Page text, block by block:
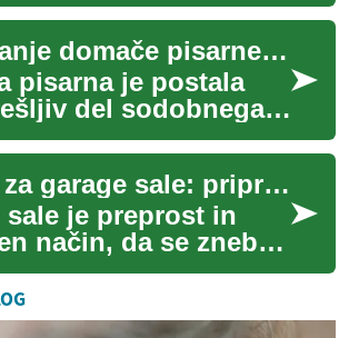
miru. Za
vzdrževanje
Ustvarjanje domače pisarne za izboljšano produktivnost
pisarna je postala
del sodobnega
še posebej v času,
več ljudi odloča za
Vodnik za garage sale: priprava, shopping in prodaja
sale je preprost in
način, da se znebite
jih ne potrebujete
pa drugi najdejo